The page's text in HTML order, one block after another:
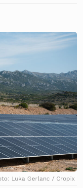
Luka Gerlanc / Cropix